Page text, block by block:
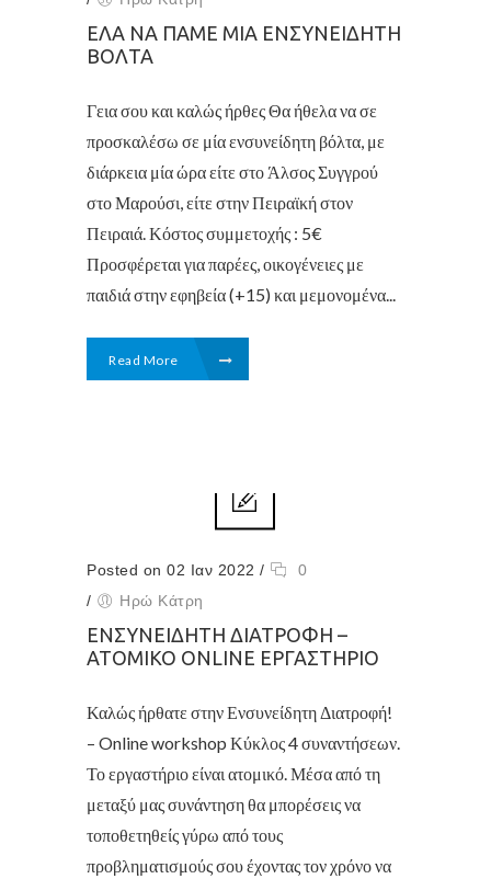
ΈΛΑ ΝΑ ΠΆΜΕ ΜΙΑ ΕΝΣΥΝΕΊΔΗΤΗ
ΒΌΛΤΑ
Γεια σου και καλώς ήρθες Θα ήθελα να σε
προσκαλέσω σε μία ενσυνείδητη βόλτα, με
διάρκεια μία ώρα είτε στο Άλσος Συγγρού
στο Μαρούσι, είτε στην Πειραϊκή στον
Πειραιά. Κόστος συμμετοχής : 5€
Προσφέρεται για παρέες, οικογένειες με
παιδιά στην εφηβεία (+15) και μεμονομένα...
Read More
Posted on 02 Ιαν 2022 /
0
/
Ηρώ Κάτρη
ΕΝΣΥΝΕΊΔΗΤΗ ΔΙΑΤΡΟΦΉ –
ΑΤΟΜΙΚΌ ONLINE ΕΡΓΑΣΤΉΡΙΟ
Καλώς ήρθατε στην Ενσυνείδητη Διατροφή!
– Online workshop Κύκλος 4 συναντήσεων.
Το εργαστήριο είναι ατομικό. Μέσα από τη
μεταξύ μας συνάντηση θα μπορέσεις να
τοποθετηθείς γύρω από τους
προβληματισμούς σου έχοντας τον χρόνο να